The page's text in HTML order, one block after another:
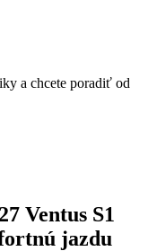
a chcete poradiť od
Ventus S1
jazdu